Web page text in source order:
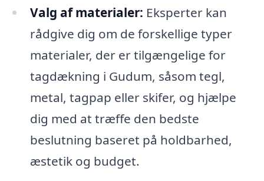
Valg af materialer: Eksperter kan
rådgive dig om de forskellige typer
materialer, der er tilgængelige for
tagdækning i Gudum, såsom tegl,
metal, tagpap eller skifer, og hjælpe
dig med at træffe den bedste
beslutning baseret på holdbarhed,
æstetik og budget.